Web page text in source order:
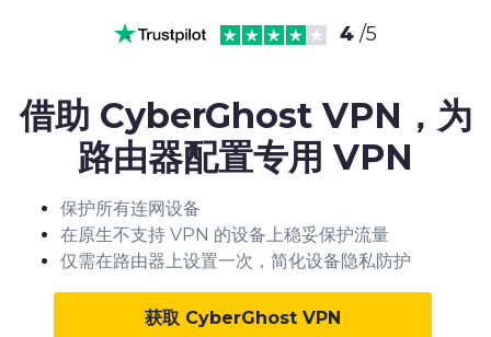
4 /5
借助 CyberGhost VPN，为
路由器配置专用 VPN
保护所有连网设备
在原生不支持 VPN 的设备上稳妥保护流量
仅需在路由器上设置一次，简化设备隐私防护
获取 CyberGhost VPN